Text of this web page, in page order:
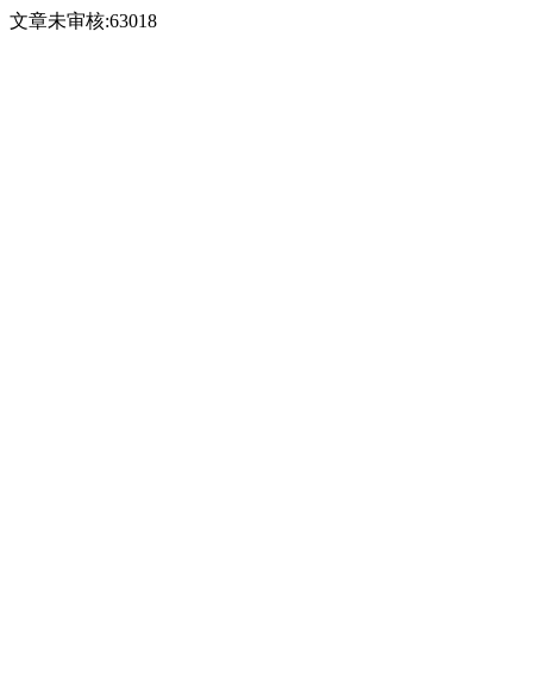
文章未审核:63018